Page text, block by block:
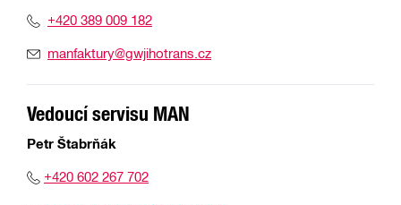
+420 389 009 182
manfaktury@gwjihotrans.cz
Vedoucí servisu MAN
Petr Štabrňák
+420 602 267 702